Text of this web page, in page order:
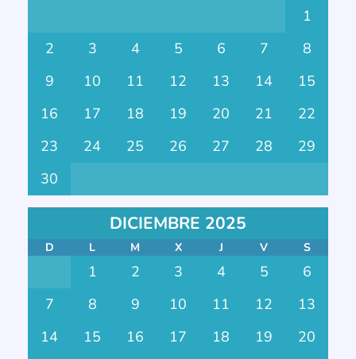
1
2
3 4 5 6 7
8
9
10 11 12 13 14
15
16
17 18 19 20 21
22
23
24 25 26 27 28
29
30
DICIEMBRE 2025
D L M X J V S
1 2 3 4 5
6
7
8 9 10 11 12
13
14
15 16 17 18 19
20